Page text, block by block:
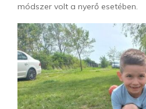
módszer volt a nyerő esetében.